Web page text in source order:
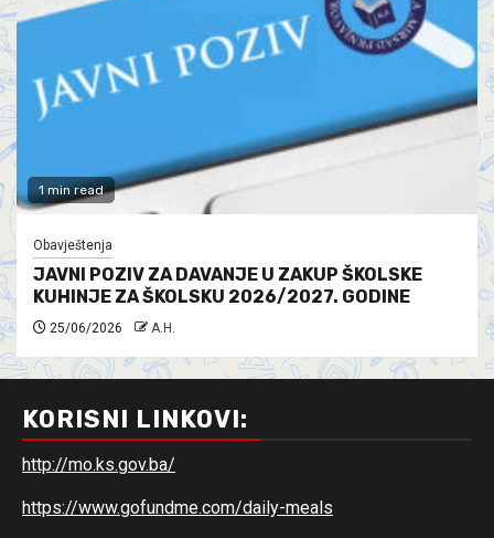
1 min read
Obavještenja
JAVNI POZIV ZA DAVANJE U ZAKUP ŠKOLSKE
KUHINJE ZA ŠKOLSKU 2026/2027. GODINE
25/06/2026 A.H.
KORISNI LINKOVI:
http://mo.ks.gov.ba/
https://www.gofundme.com/daily-meals